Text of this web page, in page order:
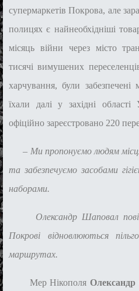
супермаркетів Покрова, але
полицях є найнеобхідніші
місяць війни через місто
тисячі вимушених
харчування, були забезпечені
їхали далі у західні
офіційно зареєстровано 220
– Ми пропонуємо людям
та забезпечуємо засобами
наборами.
Олександр Шаповал
Покрові відновлюються
маршрутах.
Мер Нікополя